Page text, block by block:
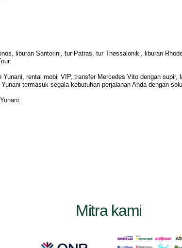
liburan Santorini, tur Patras, tur Thessaloniki, liburan
rental mobil VIP, transfer Mercedes Vito dengan
termasuk segala kebutuhan perjalanan Anda dengan
Mitra kami